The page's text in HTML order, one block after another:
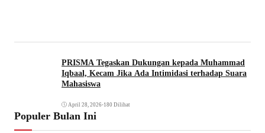
PRISMA Tegaskan Dukungan kepada Muhammad
Iqbaal, Kecam Jika Ada Intimidasi terhadap Suara
Mahasiswa
April 28, 2026•180 Dilihat
Populer Bulan Ini